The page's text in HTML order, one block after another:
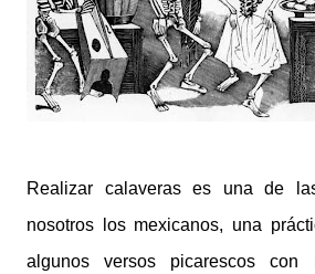
Realizar calaveras es una de
nosotros los mexicanos, una
algunos versos picarescos